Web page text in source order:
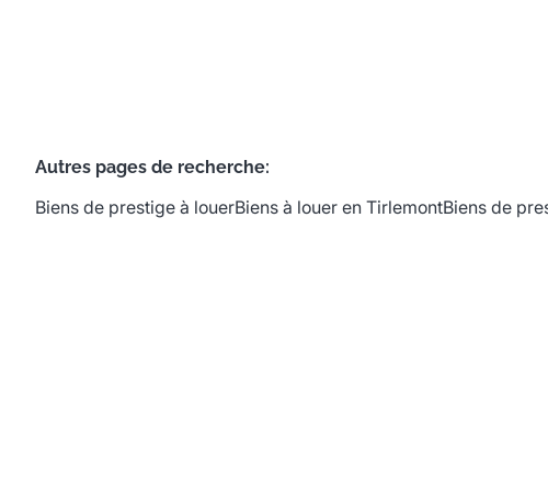
Autres pages de recherche:
Biens de prestige à louerBiens à louer en TirlemontBiens de